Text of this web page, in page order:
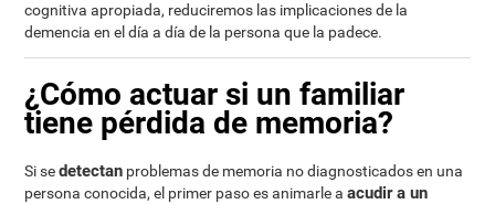
cognitiva apropiada, reduciremos las implicaciones de la
demencia en el día a día de la persona que la padece.
¿Cómo actuar si un familiar
tiene pérdida de memoria?
Si sedetectan problemas de memoria no diagnosticados en una
persona conocida, el primer paso es animarle aacudir a un